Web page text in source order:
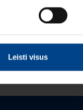
Leisti visus